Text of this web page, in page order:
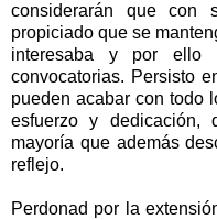
considerarán que con
propiciado que se
interesaba y por
convocatorias. Persisto
pueden acabar con todo
esfuerzo y dedicación,
mayoría que además
reflejo.
Perdonad por la